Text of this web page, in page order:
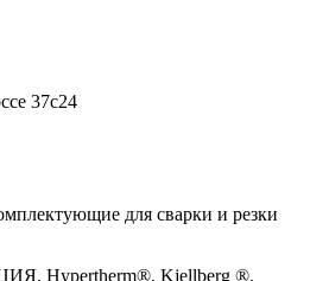
37с24
для сварки и резки
Hypertherm®, Kjellberg ®,